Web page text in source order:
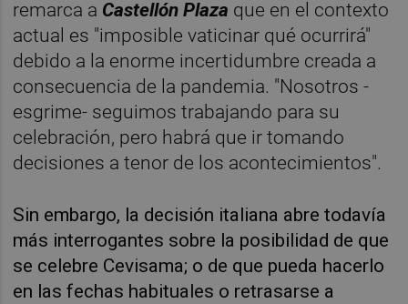
remarca a Castellón Plaza que en el contexto
actual es "imposible vaticinar qué ocurrirá"
debido a la enorme incertidumbre creada a
consecuencia de la pandemia. "Nosotros -
esgrime- seguimos trabajando para su
celebración, pero habrá que ir tomando
decisiones a tenor de los acontecimientos".
Sin embargo, la decisión italiana abre todavía
más interrogantes sobre la posibilidad de que
se celebre Cevisama; o de que pueda hacerlo
en las fechas habituales o retrasarse a